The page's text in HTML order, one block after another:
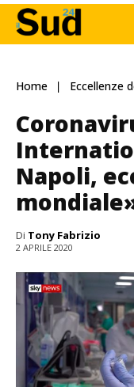
Home Eccellenze
Napoli,
Di Tony Fabrizio
2 APRILE 2020